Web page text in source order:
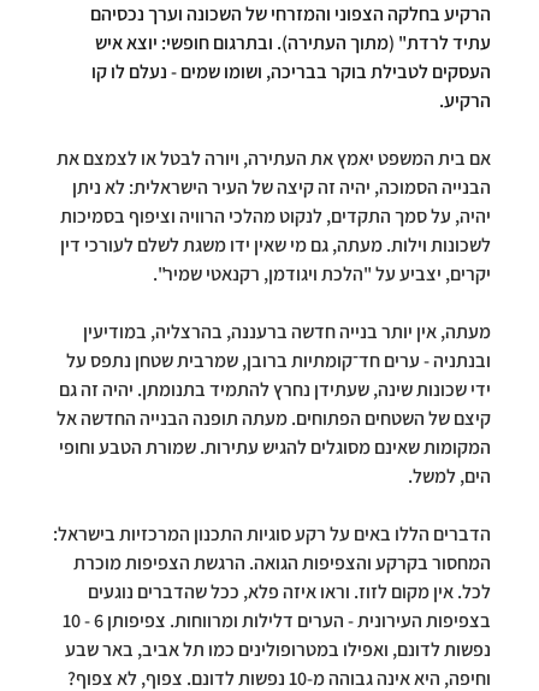
הרקיע בחלקה הצפוני והמזרחי של השכונה וערך נכסיהם
עתיד לרדת" (מתוך העתירה). ובתרגום חופשי: יוצא איש
העסקים לטבילת בוקר בבריכה, ושומו שמים - נעלם לו קו
הרקיע.
אם בית המשפט יאמץ את העתירה, ויורה לבטל או לצמצם את
הבנייה הסמוכה, יהיה זה קיצה של העיר הישראלית: לא ניתן
יהיה, על סמך התקדים, לנקוט מהלכי הרוויה וציפוף בסמיכות
לשכונות וילות. מעתה, גם מי שאין ידו משגת לשלם לעורכי דין
יקרים, יצביע על "הלכת ויגודמן, רקנאטי שמיר".
מעתה, אין יותר בנייה חדשה ברעננה, בהרצליה, במודיעין
ובנתניה - ערים חד־קומתיות ברובן, שמרבית שטחן נתפס על
ידי שכונות שינה, שעתידן נחרץ להתמיד בתנומתן. יהיה זה גם
קיצם של השטחים הפתוחים. מעתה תופנה הבנייה החדשה אל
המקומות שאינם מסוגלים להגיש עתירות. שמורת הטבע וחופי
הים, למשל.
הדברים הללו באים על רקע סוגיות התכנון המרכזיות בישראל:
המחסור בקרקע והצפיפות הגואה. הרגשת הצפיפות מוכרת
לכל. אין מקום לזוז. וראו איזה פלא, ככל שהדברים נוגעים
נפשות לדונם, ואפילו במטרופולינים כמו תל אביב, באר שבע
וחיפה, היא אינה גבוהה מ-10 נפשות לדונם. צפוף, לא צפוף?